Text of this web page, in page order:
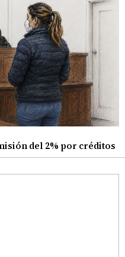
del 2% por créditos